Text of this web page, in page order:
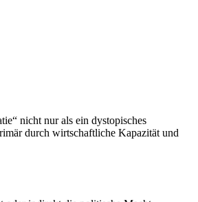
nicht nur als ein dystopisches
durch wirtschaftliche Kapazität und